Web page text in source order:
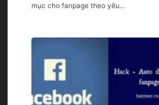
mục cho fanpage theo yêu...